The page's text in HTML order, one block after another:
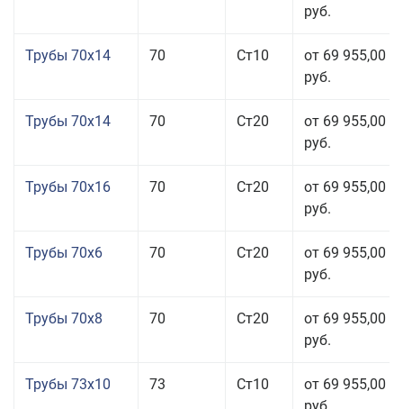
руб.
Трубы 70x14 70 Ст10
от 69 955,00
руб.
Трубы 70x14 70 Ст20
от 69 955,00
руб.
Трубы 70x16 70 Ст20
от 69 955,00
руб.
Трубы 70x6 70 Ст20
от 69 955,00
руб.
Трубы 70x8 70 Ст20
от 69 955,00
руб.
Трубы 73x10 73 Ст10
от 69 955,00